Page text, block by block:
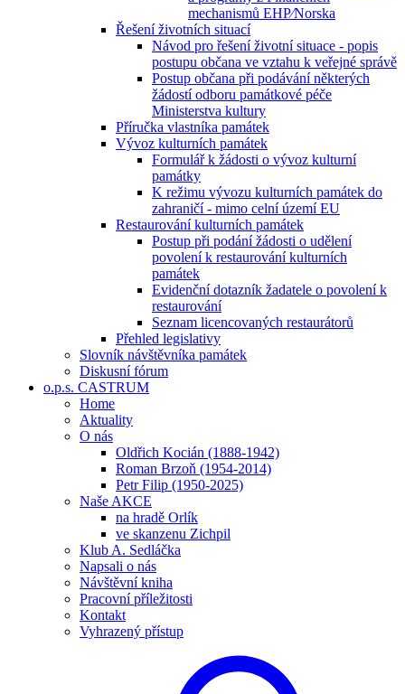
mechanismů EHP⁄Norska
Řešení životních situací
Návod pro řešení životní situace - popis
postupu občana ve vztahu k veřejné správě
Postup občana při podávání některých
žádostí odboru památkové péče
Ministerstva kultury
Příručka vlastníka památek
Vývoz kulturních památek
Formulář k žádosti o vývoz kulturní
památky
K režimu vývozu kulturních památek do
zahraničí - mimo celní území EU
Restaurování kulturních památek
Postup při podání žádosti o udělení
povolení k restaurování kulturních
památek
Evidenční dotazník žadatele o povolení k
restaurování
Seznam licencovaných restaurátorů
Přehled legislativy
Slovník návštěvníka památek
Diskusní fórum
o.p.s. CASTRUM
Home
Aktuality
O nás
Oldřich Kocián (1888-1942)
Roman Brzoň (1954-2014)
Petr Filip (1950-2025)
Naše AKCE
na hradě Orlík
ve skanzenu Zichpil
Klub A. Sedláčka
Napsali o nás
Návštěvní kniha
Pracovní příležitosti
Kontakt
Vyhrazený přístup